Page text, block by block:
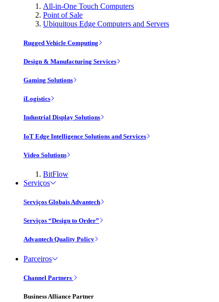
All-in-One Touch Computers
Point of Sale
Ubiquitous Edge Computers and Servers
Rugged Vehicle Computing
Design & Manufacturing Services
Gaming Solutions
iLogistics
Industrial Display Solutions
IoT Edge Intelligence Solutions and Services
Video Solutions
BitFlow
Serviços
Serviços Globais Advantech
Serviços “Design to Order”
Advantech Quality Policy
Parceiros
Channel Partners
Business Alliance Partner